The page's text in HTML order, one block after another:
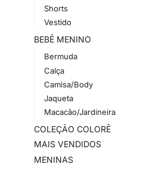
Shorts
Vestido
BEBÊ MENINO
Bermuda
Calça
Camisa/Body
Jaqueta
Macacão/Jardineira
COLEÇÃO COLORÊ
MAIS VENDIDOS
MENINAS